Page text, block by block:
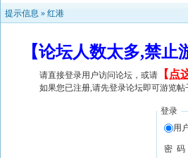
提示信息 » 红港
【论坛人数太多,禁
请直接登录用户访问论坛，或请 【 点
如果您已注册,请先登录论坛即可游览帖
登录
用
密 码